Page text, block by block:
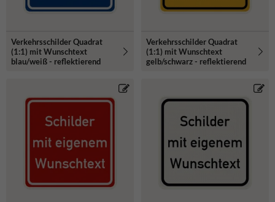
Verkehrsschilder Quadrat
(1:1) mit Wunschtext
blau/weiß - reflektierend
Verkehrsschilder Quadrat
(1:1) mit Wunschtext
gelb/schwarz - reflektierend